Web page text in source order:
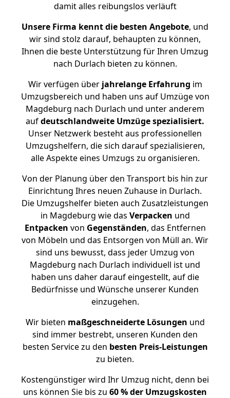
damit alles reibungslos verläuft
Unsere Firma kennt die besten Angebote, und
wir sind stolz darauf, behaupten zu können,
Ihnen die beste Unterstützung für Ihren Umzug
nach Durlach bieten zu können.
Wir verfügen überjahrelange Erfahrung im
Umzugsbereich und haben uns auf Umzüge von
Magdeburg nach Durlach und unter anderem
aufdeutschlandweite Umzüge spezialisiert.
Unser Netzwerk besteht aus professionellen
Umzugshelfern, die sich darauf spezialisieren,
alle Aspekte eines Umzugs zu organisieren.
Von der Planung über den Transport bis hin zur
Einrichtung Ihres neuen Zuhause in Durlach.
Die Umzugshelfer bieten auch Zusatzleistungen
in Magdeburg wie das Verpacken und
Entpacken von Gegenständen, das Entfernen
von Möbeln und das Entsorgen von Müll an. Wir
sind uns bewusst, dass jeder Umzug von
Magdeburg nach Durlach individuell ist und
haben uns daher darauf eingestellt, auf die
Bedürfnisse und Wünsche unserer Kunden
einzugehen.
Wir bieten maßgeschneiderte Lösungen und
sind immer bestrebt, unseren Kunden den
besten Service zu den besten Preis-Leistungen
zu bieten.
Kostengünstiger wird Ihr Umzug nicht, denn bei
uns können Sie bis zu 60 % der Umzugskosten